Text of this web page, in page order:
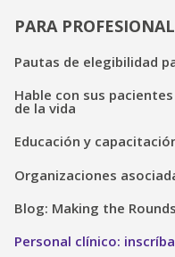
PARA
Pautas de elegibilidad
Hable con sus
de la vida
Educación y
Organizaciones
Blog: Making the Rounds
Personal clínico: